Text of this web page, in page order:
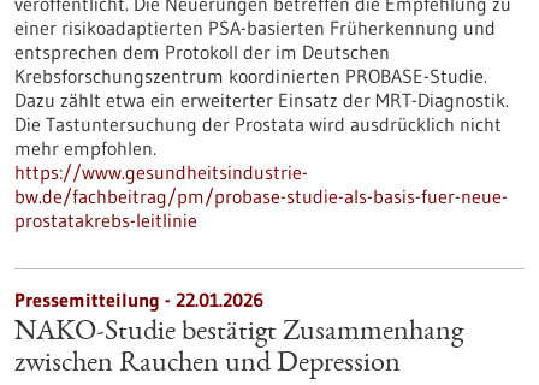
einer risikoadaptierten PSA-basierten Früherkennung und
entsprechen dem Protokoll der im Deutschen
Krebsforschungszentrum koordinierten PROBASE-Studie.
Dazu zählt etwa ein erweiterter Einsatz der MRT-Diagnostik.
Die Tastuntersuchung der Prostata wird ausdrücklich nicht
mehr empfohlen.
https://www.gesundheitsindustrie-
bw.de/fachbeitrag/pm/probase-studie-als-basis-fuer-neue-
prostatakrebs-leitlinie
Pressemitteilung - 22.01.2026
NAKO-Studie bestätigt Zusammenhang
zwischen Rauchen und Depression